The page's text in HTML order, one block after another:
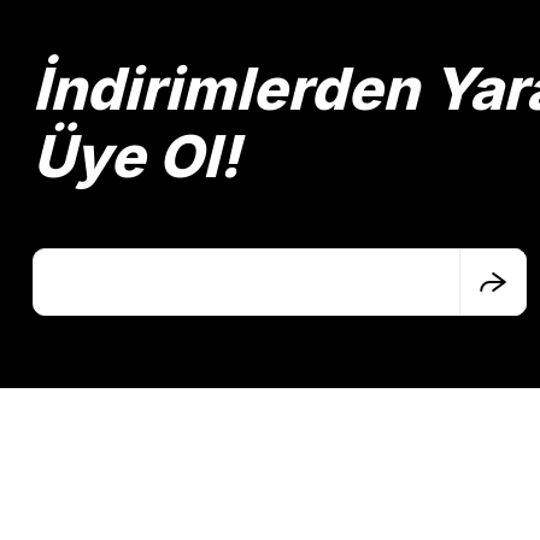
Ürün fiyatı diğer sitelerden daha pahalı.
Bu ürüne benzer farklı alternatifler olmalı.
İndirimlerden
Üye Ol!